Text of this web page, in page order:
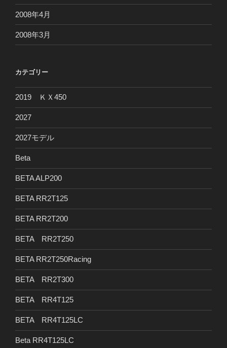
2008年4月
2008年3月
カテゴリー
2019 ＫＸ450
2027
2027モデル
Beta
BETA ALP200
BETA RR2T125
BETA RR2T200
BETA RR2T250
BETA RR2T250Racing
BETA RR2T300
BETA RR4T125
BETA RR4T125LC
Beta RR4T125LC